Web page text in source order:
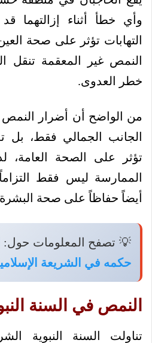
وأي خطأ أثناء إزالتهما
التهابات تؤثر على صحة
النمص غير المعقمة تنقل
خطر العدوى.
من الواضح أن أضرار النمص
الجانب الجمالي فقط، بل
تؤثر على الصحة العامة،
الممارسة ليس فقط التزاماً
أيضاً حفاظاً على صحة البشرة
💡 تصفح المعلومات حول:
حكمه في الشريعة
النمص في السنة
تناولت السنة النبوية